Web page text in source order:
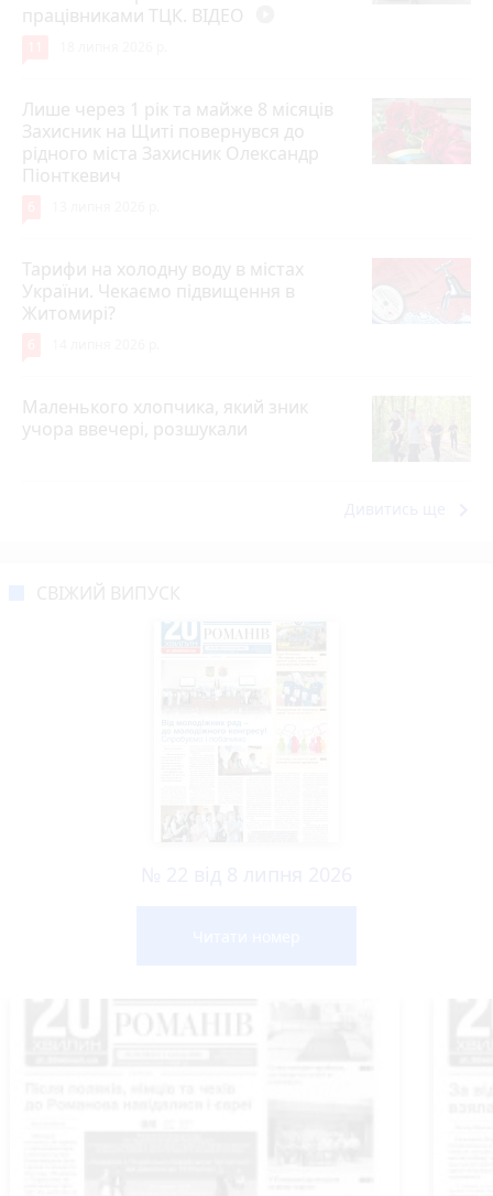
працівниками ТЦК. ВІДЕО
Лише через 1 рік та майже 8 місяців
Захисник на Щиті повернувся до
рідного міста Захисник Олександр
Піонткевич
Тарифи на холодну воду в містах
України. Чекаємо підвищення в
Житомирі?
Маленького хлопчика, який зник
учора ввечері, розшукали